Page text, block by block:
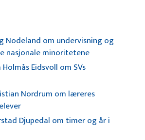
Nodeland om undervisning og
nasjonale minoritetene
Holmås Eidsvoll om SVs
Nordrum om læreres
Djupedal om timer og år i